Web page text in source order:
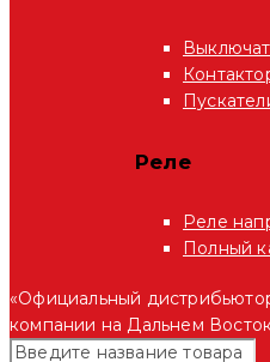
Реле
Реле
Полный
«Официальный
компании на Дальнем